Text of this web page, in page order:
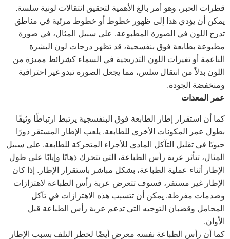
قطرات الحبر، وهو أمر بالغ الأهمية لتحقيق انتقالات لونية سلسة.
يمكن أن يؤدي هذا إلى ظهور خطوط أو خطوط مرئية في مناطق
تدرج اللون في الصورة المطبوعة. على سبيل المثال، في صورة
مطبوعة بطابعة فوق بنفسجية، قد تظهر درجات لون البشرة
الناعمة أو تغيرات اللون التدريجية في السماء كشرائط مميزة من
اللون بدلاً من انتقال سلس، مما يجعل الصورة تبدو غير احترافية
ومنخفضة الجودة.
عمر المعدات
كما أن استقرار إطار الطابعة فوق البنفسجية يرتبط ارتباطًا وثيقًا
بطول عمر المكونات الأخرى للطابعة. يلعب الإطار المستقر دورًا
حيويًا في تقليل التآكل المادي للأجزاء المتحركة للطابعة. على سبيل
المثال، تتأثر عربة رأس الطباعة، التي تتحرك ذهابًا وإيابًا على طول
الإطار أثناء عملية الطباعة، بشكل مباشر باستقرار الإطار. إذا كان
الإطار غير مستقر، فسوف تتعرض عربة رأس الطباعة لاهتزازات
وصدمات مفرطة. يمكن أن تتسبب هذه الاهتزازات في تآكل
المحامل وقضبان التوجيه التي تدعم عربة رأس الطباعة قبل
الأوان.
كما أن رأس الطباعة نفسه معرض أيضًا لخطر التلف بسبب الإطار